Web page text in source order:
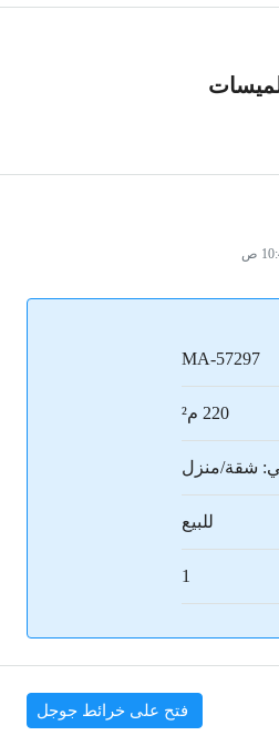
MA-57297
220 م²
شقة/منزل
للبيع
1
فتح على خرائط جوجل